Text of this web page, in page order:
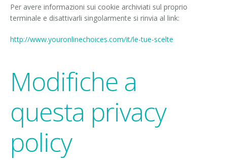
Per avere informazioni sui cookie archiviati sul proprio
terminale e disattivarli singolarmente si rinvia al link:
http://www.youronlinechoices.com/it/le-tue-scelte
Modifiche a
questa privacy
policy